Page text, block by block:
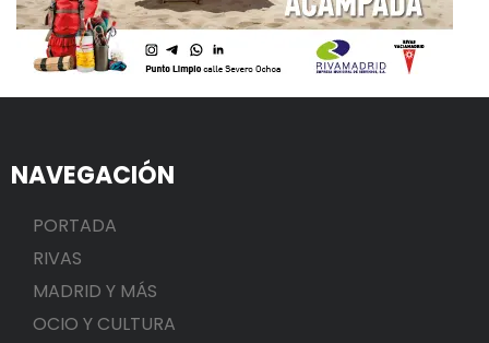
NAVEGACIÓN
PORTADA
RIVAS
MADRID Y MÁS
OCIO Y CULTURA